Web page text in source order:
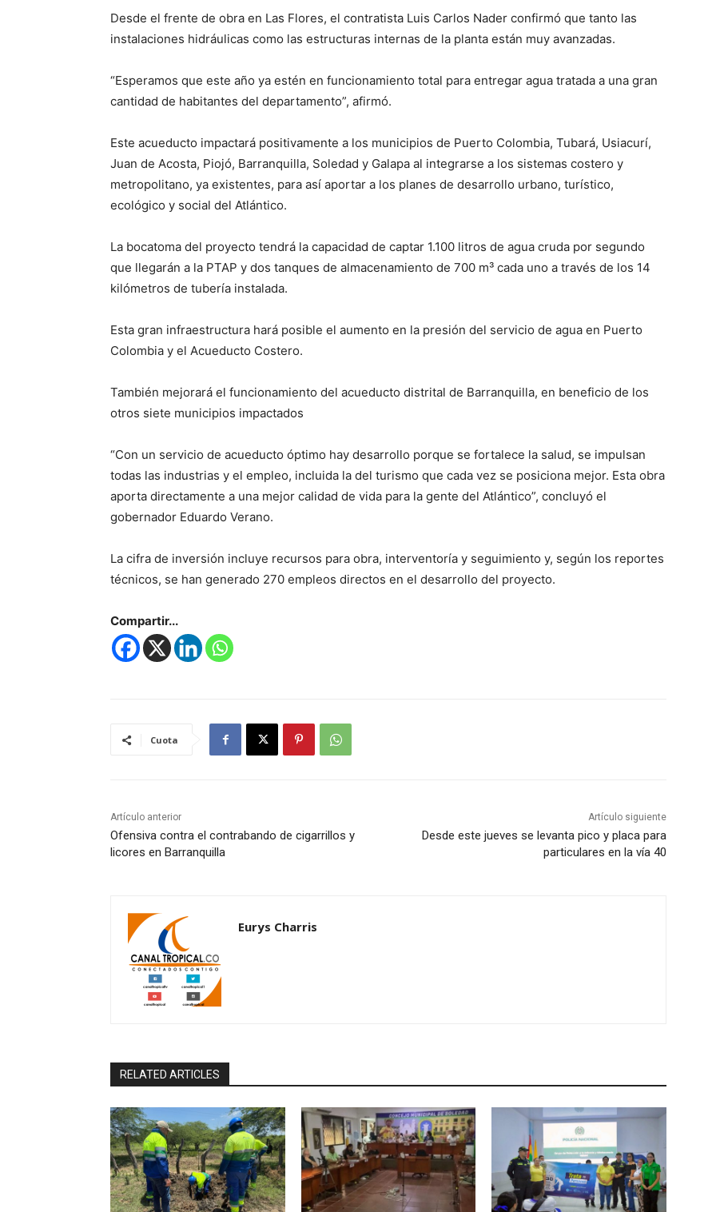
Desde el frente de obra en Las Flores, el contratista Luis Carlos Nader confirmó que tanto las
instalaciones hidráulicas como las estructuras internas de la planta están muy avanzadas.
“Esperamos que este año ya estén en funcionamiento total para entregar agua tratada a una gran
cantidad de habitantes del departamento”, afirmó.
Este acueducto impactará positivamente a los municipios de Puerto Colombia, Tubará, Usiacurí,
Juan de Acosta, Piojó, Barranquilla, Soledad y Galapa al integrarse a los sistemas costero y
metropolitano, ya existentes, para así aportar a los planes de desarrollo urbano, turístico,
ecológico y social del Atlántico.
La bocatoma del proyecto tendrá la capacidad de captar 1.100 litros de agua cruda por segundo
que llegarán a la PTAP y dos tanques de almacenamiento de 700 m³ cada uno a través de los 14
kilómetros de tubería instalada.
Esta gran infraestructura hará posible el aumento en la presión del servicio de agua en Puerto
Colombia y el Acueducto Costero.
También mejorará el funcionamiento del acueducto distrital de Barranquilla, en beneficio de los
otros siete municipios impactados
“Con un servicio de acueducto óptimo hay desarrollo porque se fortalece la salud, se impulsan
todas las industrias y el empleo, incluida la del turismo que cada vez se posiciona mejor. Esta obra
aporta directamente a una mejor calidad de vida para la gente del Atlántico”, concluyó el
gobernador Eduardo Verano.
La cifra de inversión incluye recursos para obra, interventoría y seguimiento y, según los reportes
técnicos, se han generado 270 empleos directos en el desarrollo del proyecto.
Compartir...
Cuota
Artículo anterior
Ofensiva contra el contrabando de cigarrillos y
licores en Barranquilla
Artículo siguiente
Desde este jueves se levanta pico y placa para
particulares en la vía 40
Eurys Charris
RELATED ARTICLES